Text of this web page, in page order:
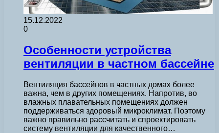
15.12.2022
0
Особенности устройства
вентиляции в частном бассейне
Вентиляция бассейнов в частных домах более
важна, чем в других помещениях. Напротив, во
влажных плавательных помещениях должен
поддерживаться здоровый микроклимат. Поэтому
важно правильно рассчитать и спроектировать
систему вентиляции для качественного…